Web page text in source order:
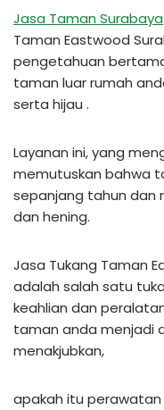
Jasa Taman Surabaya
Taman Eastwood
pengetahuan
taman luar rumah
serta hijau .
Layanan ini, yang
memutuskan bahwa
sepanjang tahun dan
dan hening.
Jasa Tukang Taman
adalah salah satu
keahlian dan
taman anda menjadi
menakjubkan,
apakah itu